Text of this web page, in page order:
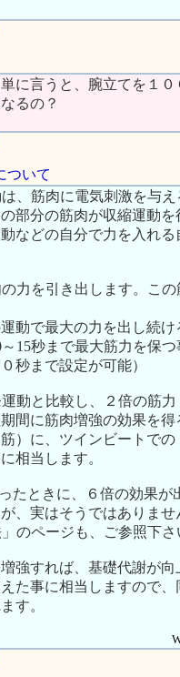
に言うと、腕立てを１
るの？
ついて
、筋肉に電気刺激を与
部分の筋肉が収縮運動を
などの自分で力を入れ
力を引き出します。こ
動で最大の力を出し続
15秒まで最大筋力を保
秒まで設定が可能）
運動と比較し、２倍の筋
間に筋肉増強の効果を得
）に、ツインビートで
相当します。
たときに、６倍の効果
、実はそうではありませ
のページも、ご参照下さ
強すれば、基礎代謝が
た事に相当しますので
す。